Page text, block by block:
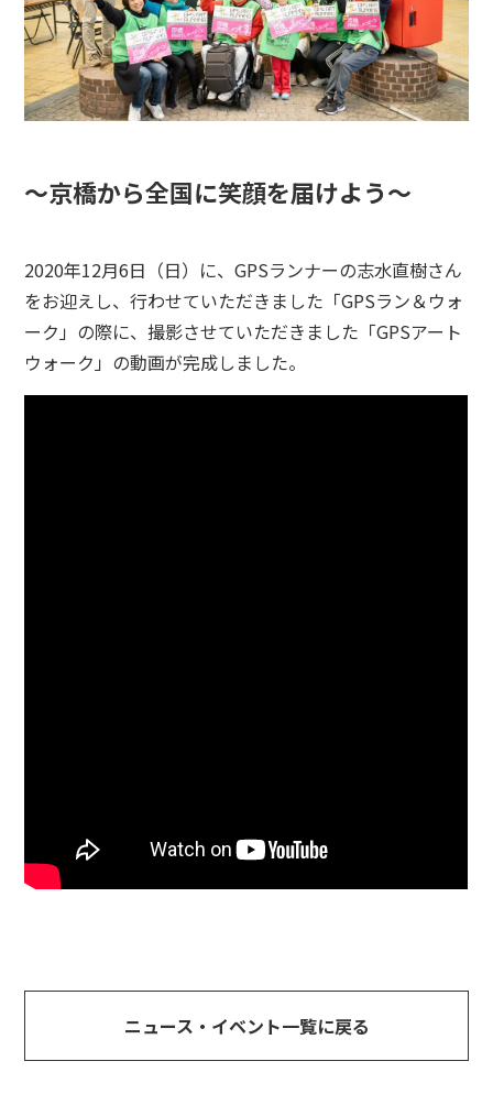
～京橋から全国に笑顔を届けよう～
2020年12月6日（日）に、GPSランナーの志水直樹さん
をお迎えし、行わせていただきました「GPSラン＆ウォ
ーク」の際に、撮影させていただきました「GPSアート
ウォーク」の動画が完成しました。
ニュース・イベント一覧に戻る